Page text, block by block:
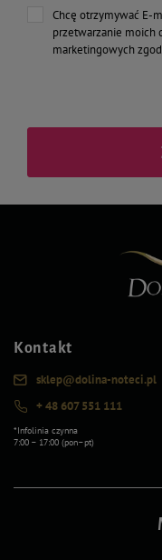
Chcę otrzymywać E-
przetwarzanie moich
marketingowych
Kontakt
sklep@dolina-noteci.pl
+ 48 607 551 111
*Infolinia czynna
7:00 – 17:00 (pon–pt)